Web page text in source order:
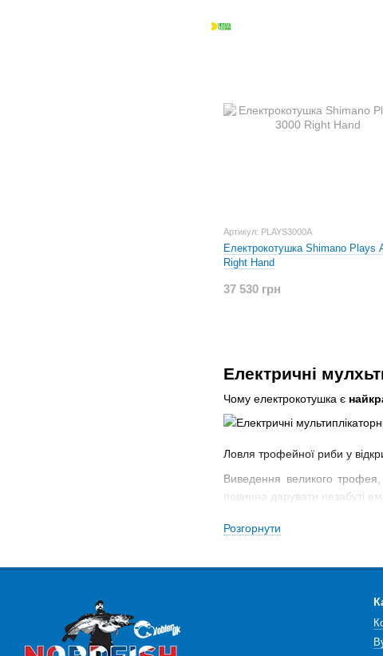
Електричні
Чому електрокотушка є
Ловля трофейної риби у
Виведення великого
повинна дарувати незабуті
В наявності бюджетна
Якщо ви бажаєте купити
Як ви вже здогадалися, в
Розгорнути
Артикул: PLAYS3000A
Електрокотушка Shimano Plays
Right Hand
37 530 грн